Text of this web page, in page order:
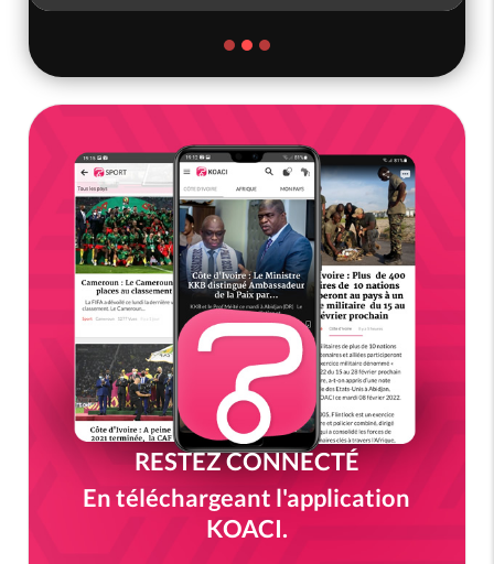
RESTEZ CONNECTÉ
En téléchargeant l'application
KOACI.